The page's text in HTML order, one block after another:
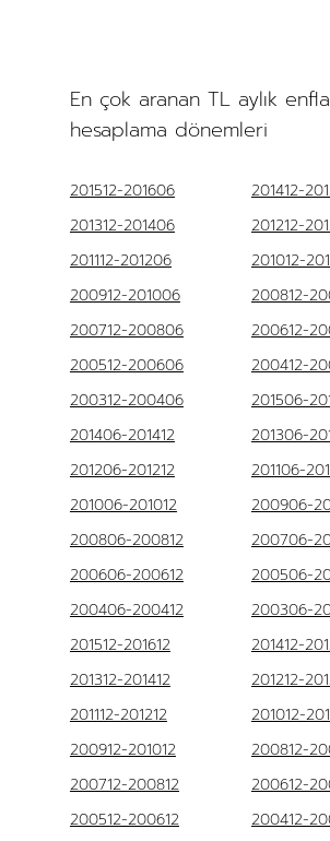
En çok aranan TL aylık
hesaplama dönemleri
201512-201606
201412-
201312-201406
201212-
201112-201206
201012-
200912-201006
200812-
200712-200806
200612-
200512-200606
200412-
200312-200406
201506-
201406-201412
201306-
201206-201212
201106-
201006-201012
200906-
200806-200812
200706-
200606-200612
200506-
200406-200412
200306-
201512-201612
201412-
201312-201412
201212-
201112-201212
201012-
200912-201012
200812-
200712-200812
200612-
200512-200612
200412-